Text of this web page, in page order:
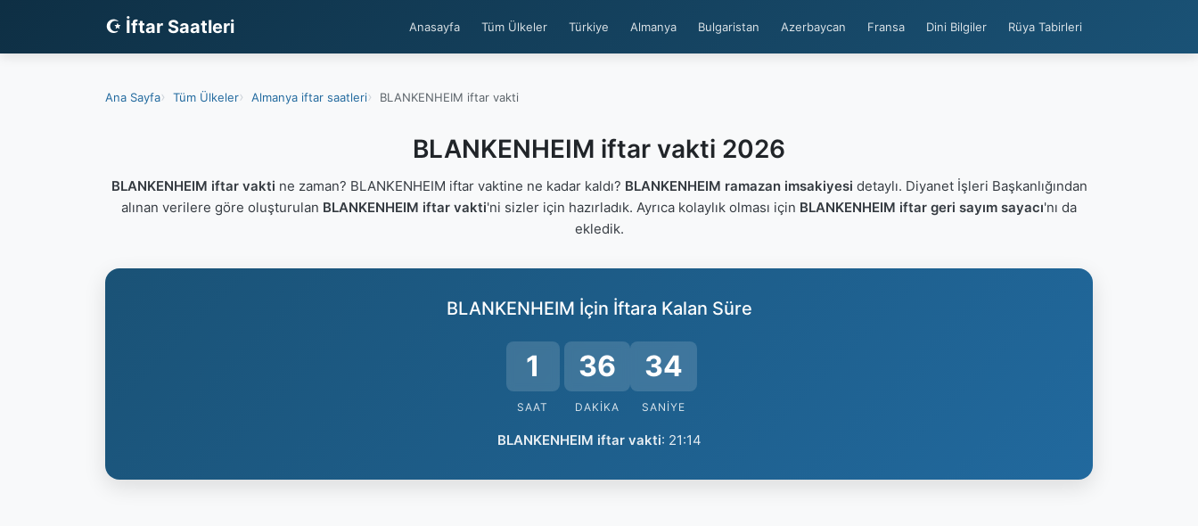
☪ İftar Saatleri Anasayfa Tüm Ülkeler Türkiye Almanya Bulgaristan Azerbaycan Fransa Dini Bilgiler Rüya Tabirleri
Ana Sayfa Tüm Ülkeler Almanya iftar saatleri BLANKENHEIM iftar vakti
BLANKENHEIM iftar vakti 2026
BLANKENHEIM iftar vakti ne zaman? BLANKENHEIM iftar vaktine ne kadar kaldı? BLANKENHEIM ramazan imsakiyesi detaylı. Diyanet İşleri Başkanlığından
alınan verilere göre oluşturulan BLANKENHEIM iftar vakti'ni sizler için hazırladık. Ayrıca kolaylık olması için BLANKENHEIM iftar geri sayım sayacı'nı da
ekledik.
BLANKENHEIM İçin İftara Kalan Süre
1
SAAT
36
DAKIKA
34
SANIYE
BLANKENHEIM iftar vakti: 21:14